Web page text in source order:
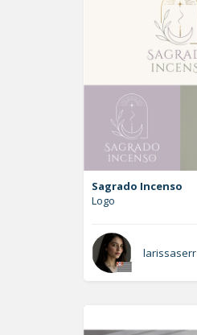
Sagrado Incenso
Logo
larissaserr